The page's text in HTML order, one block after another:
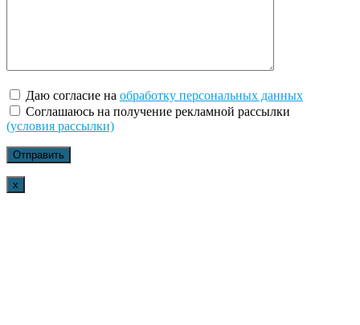
Даю согласие на обработку персональных данных
Соглашаюсь на получение рекламной рассылки
(условия рассылки)
x